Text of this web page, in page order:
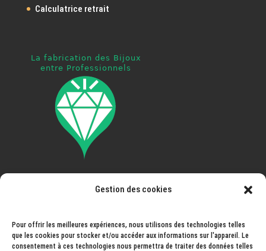
Gestion des cookies
Pour offrir les meilleures expériences, nous utilisons des technologies telles
que les cookies pour stocker et/ou accéder aux informations sur l'appareil. Le
consentement à ces technologies nous permettra de traiter des données telles
Calculatrice retrait
Pays ouvert à la livraison: France, Espagne, Portugal,
Pays-Bas, Andorre, Norvège, Suisse, Monaco,
Liechtenstein, Hongrie, Slovaquie...